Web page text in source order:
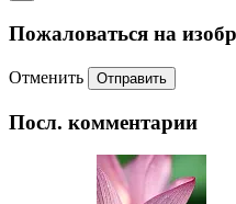
Пожаловаться на
Отменить Отправить
Посл. комментарии